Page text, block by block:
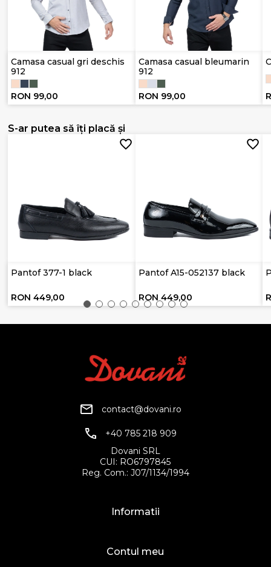
Camasa casual gri deschis
912
RON 99,00
Camasa casual bleumarin
912
RON 99,00
S-ar putea să îți placă și
Pantof 377-1 black
RON 449,00
Pantof A15-052137 black
RON 449,00
contact@dovani.ro
+40 785 218 909
Dovani SRL
CUI: RO6797845
Reg. Com.: J07/1134/1994
Informatii
Contul meu